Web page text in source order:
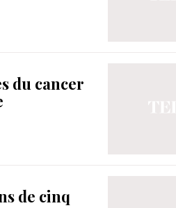
du cancer
de cinq